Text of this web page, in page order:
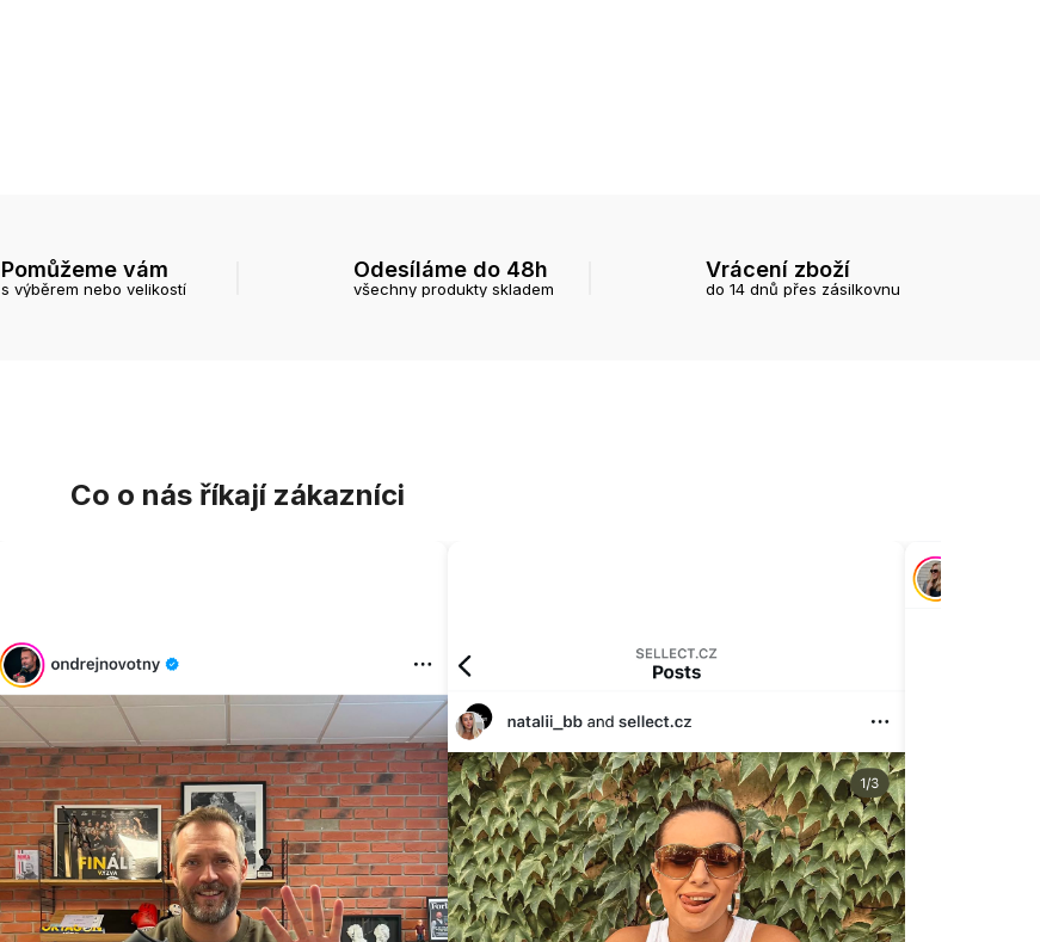
Pomůžeme vám
s výběrem nebo velikostí
Odesíláme do 48h
všechny produkty skladem
Vrácení zboží
do 14 dnů přes zásilkovnu
Co o nás říkají zákazníci